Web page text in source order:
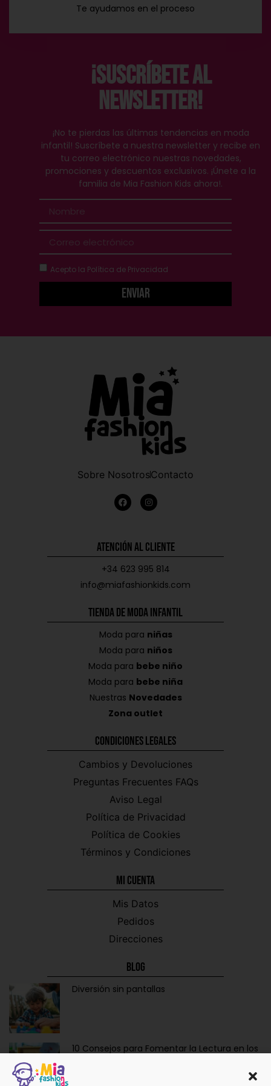
Te ayudamos en el proceso
¡Suscríbete al
Newsletter!
¡No te pierdas las últimas tendencias en moda
infantil! Suscríbete a nuestra newsletter y recibe en
tu correo electrónico nuestras novedades,
promociones y descuentos exclusivos. ¡Únete a la
familia de Mia Fashion Kids ahora!.
Acepto la Política de Privacidad
Enviar
Sobre NosotrosContacto
Atención al Cliente
+34 623 995 814
info@miafashionkids.com
Tienda de Moda Infantil
Moda para niñas
Moda para niños
Moda para bebe niño
Moda para bebe niña
Nuestras Novedades
Zona outlet
Condiciones Legales
Cambios y Devoluciones
Preguntas Frecuentes FAQs
Aviso Legal
Política de Privacidad
Política de Cookies
Términos y Condiciones
Mi CUENTA
Mis Datos
Pedidos
Direcciones
Blog
Diversión sin pantallas
10 Consejos para Fomentar la Lectura en los